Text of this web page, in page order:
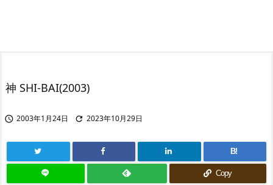
神 SHI-BAI(2003)
 2003年1月24日  2023年10月29日
B!
Copy